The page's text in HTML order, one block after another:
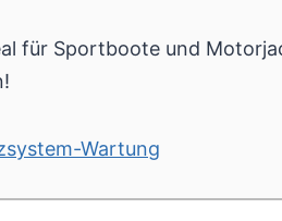
für Sportboote und
Wartung